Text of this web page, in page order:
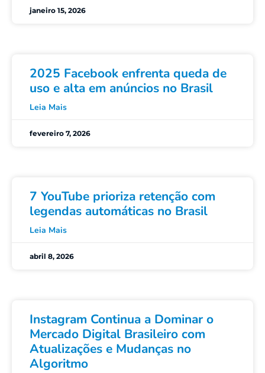
janeiro 15, 2026
2025 Facebook enfrenta queda de
uso e alta em anúncios no Brasil
Leia Mais
fevereiro 7, 2026
7 YouTube prioriza retenção com
legendas automáticas no Brasil
Leia Mais
abril 8, 2026
Instagram Continua a Dominar o
Mercado Digital Brasileiro com
Atualizações e Mudanças no
Algoritmo